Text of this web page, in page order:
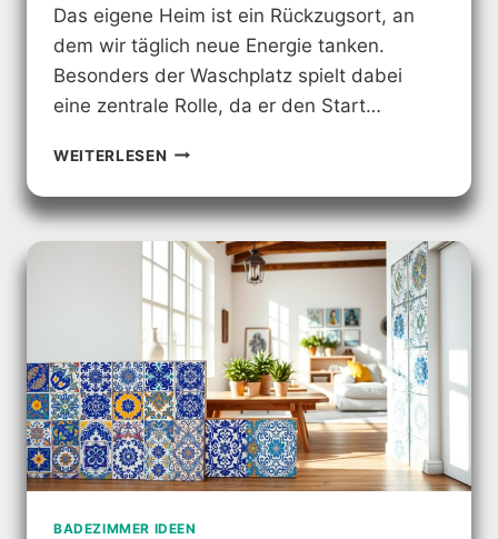
Das eigene Heim ist ein Rückzugsort, an
dem wir täglich neue Energie tanken.
Besonders der Waschplatz spielt dabei
eine zentrale Rolle, da er den Start…
WEITERLESEN BADEZIMMER
STILVOLLE
LÖSUNGEN
FÜR
IHR
ZUHAUSE
BADEZIMMER IDEEN